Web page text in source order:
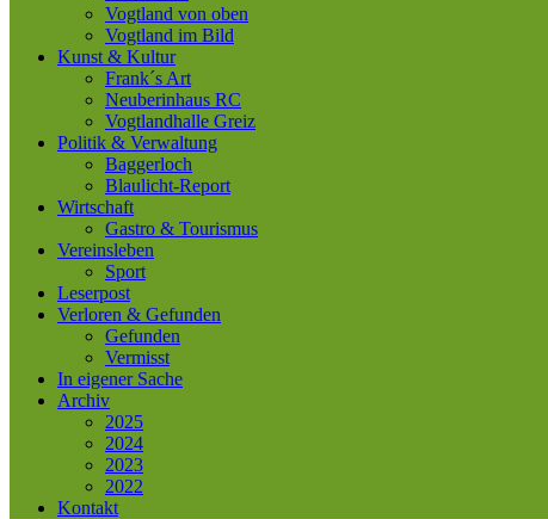
Vogtland von oben
Vogtland im Bild
Kunst & Kultur
Frank´s Art
Neuberinhaus RC
Vogtlandhalle Greiz
Politik & Verwaltung
Baggerloch
Blaulicht-Report
Wirtschaft
Gastro & Tourismus
Vereinsleben
Sport
Leserpost
Verloren & Gefunden
Gefunden
Vermisst
In eigener Sache
Archiv
2025
2024
2023
2022
Kontakt